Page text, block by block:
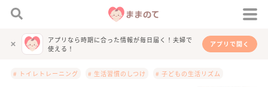
アプリなら時期に合った情報が毎日届く！夫婦で
使える！
アプリで開く
# トイレトレーニング # 生活習慣のしつけ # 子どもの生活リズム